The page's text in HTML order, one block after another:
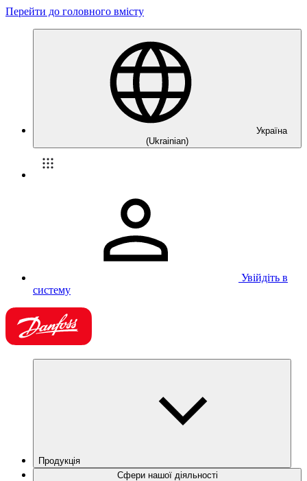
Перейти до головного вмісту
Україна
(Ukrainian)
Увійдіть в
систему
Продукція
Сфери нашої діяльності